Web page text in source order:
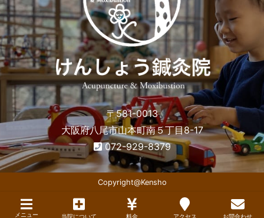
〒581-0013
大阪府八尾市山本町南５丁目8-17
072-929-8379
Copyright@Kensho
メニュー 当院について 料金 アクセス お問合わせ